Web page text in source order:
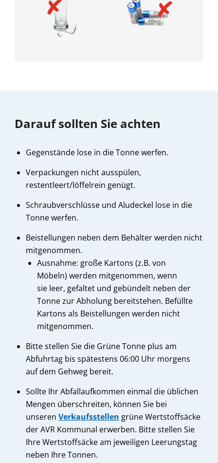
Darauf sollten Sie achten
Gegenstände lose in die Tonne werfen.
Verpackungen nicht ausspülen,
restentleert/löffelrein genügt.
Schraubverschlüsse und Aludeckel lose in die
Tonne werfen.
Beistellungen neben dem Behälter werden nicht
mitgenommen.
Ausnahme: große Kartons (z.B. von
Möbeln) werden mitgenommen, wenn
sie leer, gefaltet und gebündelt neben der
Tonne zur Abholung bereitstehen. Befüllte
Kartons als Beistellungen werden nicht
mitgenommen.
Bitte stellen Sie die Grüne Tonne plus am
Abfuhrtag bis spätestens 06:00 Uhr morgens
auf dem Gehweg bereit.
Sollte Ihr Abfallaufkommen einmal die üblichen
Mengen überschreiten, können Sie bei
unseren Verkaufsstellen grüne Wertstoffsäcke
der AVR Kommunal erwerben. Bitte stellen Sie
Ihre Wertstoffsäcke am jeweiligen Leerungstag
neben Ihre Tonnen.